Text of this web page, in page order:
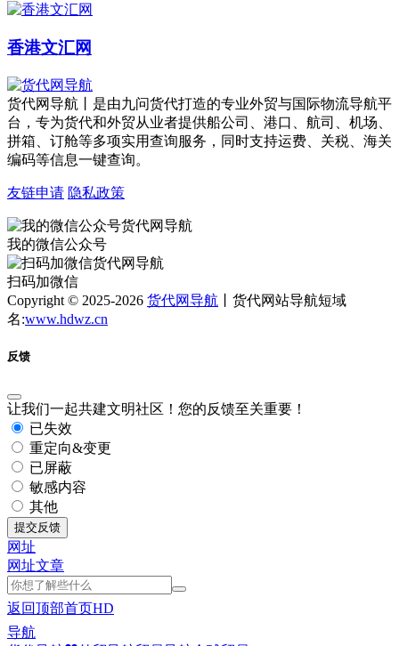
香港文汇网
货代网导航丨是由九问货代打造的专业外贸与国际物流导航平
台，专为货代和外贸从业者提供船公司、港口、航司、机场、
拼箱、订舱等多项实用查询服务，同时支持运费、关税、海关
编码等信息一键查询。
友链申请 隐私政策
我的微信公众号
扫码加微信
Copyright © 2025-2026 货代网导航 丨货代网站导航短域
名:www.hdwz.cn
反馈
让我们一起共建文明社区！您的反馈至关重要！
已失效
重定向&变更
已屏蔽
敏感内容
其他
提交反馈
网址
网址文章
返回顶部首页HD
导航